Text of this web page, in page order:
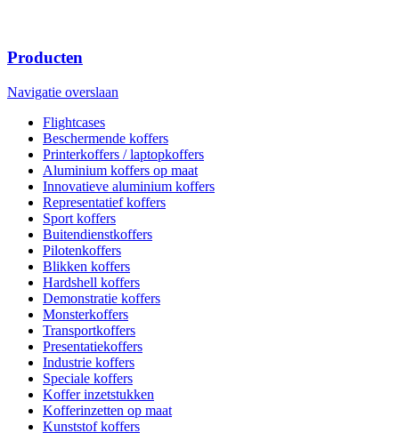
Producten
Navigatie overslaan
Flightcases
Beschermende koffers
Printerkoffers / laptopkoffers
Aluminium koffers op maat
Innovatieve aluminium koffers
Representatief koffers
Sport koffers
Buitendienstkoffers
Pilotenkoffers
Blikken koffers
Hardshell koffers
Demonstratie koffers
Monsterkoffers
Transportkoffers
Presentatiekoffers
Industrie koffers
Speciale koffers
Koffer inzetstukken
Kofferinzetten op maat
Kunststof koffers